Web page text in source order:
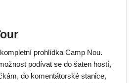
prohlídka Camp Nou.
podívat se do šaten hostí,
do komentátorské stanice,